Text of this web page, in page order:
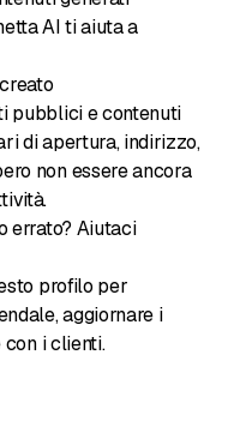
AI ti aiuta a
pubblici e contenuti
di apertura, indirizzo,
non essere ancora
errato? Aiutaci
profilo per
aggiornare i
i clienti.